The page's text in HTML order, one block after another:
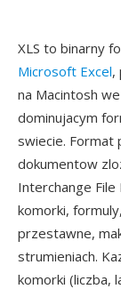
XLS to binarny
Microsoft Excel,
na Macintosh
dominujacym
swiecie. Format
dokumentow
Interchange File
komorki,
przestawne,
strumieniach.
komorki (liczba,